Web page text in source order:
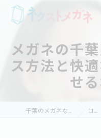
メガネの千
ス方法と快
せ
コラム